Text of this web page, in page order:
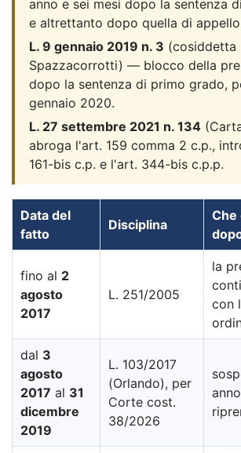
anno e sei mesi dopo la sentenza
e altrettanto dopo quella di
L. 9 gennaio 2019 n. 3 (cosiddetta
Spazzacorrotti) — blocco della
dopo la sentenza di primo grado,
gennaio 2020.
L. 27 settembre 2021 n. 134
abroga l'art. 159 comma 2 c.p.,
161-bis c.p. e l'art. 344-bis c.p.p.
Data del
fatto
Disciplina
Che
fino al 2
agosto
2017
L. 251/2005
la
con
dal 3
agosto
2017 al 31
dicembre
2019
L. 103/2017
(Orlando), per
Corte cost.
38/2026